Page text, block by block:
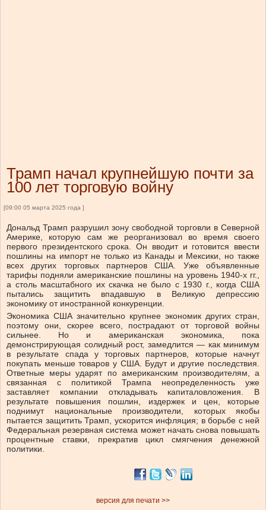
Трамп начал крупнейшую почти за
100 лет торговую войну
[09:00 05 марта 2025 года ]
Дональд Трамп разрушил зону свободной торговли в Северной
Америке, которую сам же реорганизовал во время своего
первого президентского срока. Он вводит и готовится ввести
пошлины на импорт не только из Канады и Мексики, но также
всех других торговых партнеров США. Уже объявленные
тарифы подняли американские пошлины на уровень 1940-х гг.,
а столь масштабного их скачка не было с 1930 г., когда США
пытались защитить впадавшую в Великую депрессию
экономику от иностранной конкуренции.
Экономика США значительно крупнее экономик других стран,
поэтому они, скорее всего, пострадают от торговой войны
сильнее. Но и американская экономика, пока
демонстрирующая солидный рост, замедлится — как минимум
в результате спада у торговых партнеров, которые начнут
покупать меньше товаров у США. Будут и другие последствия.
Ответные меры ударят по американским производителям, а
связанная с политикой Трампа неопределенность уже
заставляет компании откладывать капиталовложения. В
результате повышения пошлин, издержек и цен, которые
поднимут национальные производители, которых якобы
пытается защитить Трамп, ускорится инфляция; в борьбе с ней
Федеральная резервная система может начать снова повышать
процентные ставки, прекратив цикл смягчения денежной
политики.
версия для печати >>